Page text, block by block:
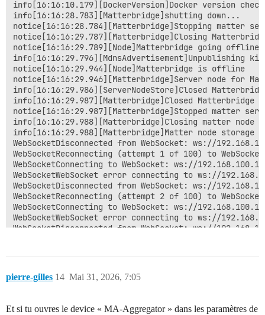
2026-05-31T18:19:04+0200 <info>
2026-05-31 18:19:04.581 WARN
2026-05-31 18:19:04.689 WARN   FabricAuthority
2026-05-31 18:19:04.705 WARN
2026-05-31 18:19:04.706 NOTICE Node
2026-05-31 18:19:04.717 NOTICE Node
2026-05-31T18:19:04+0200 <info> matter.init.js:55
2026-05-31T18:19:04+0200 <info> index.js:26
2026-05-31T18:19:54+0200 <info>
pierre-gilles Mai 31, 2026, 7:05
14
Et si tu ouvres le device « MA-Aggregator » dans les paramètres de